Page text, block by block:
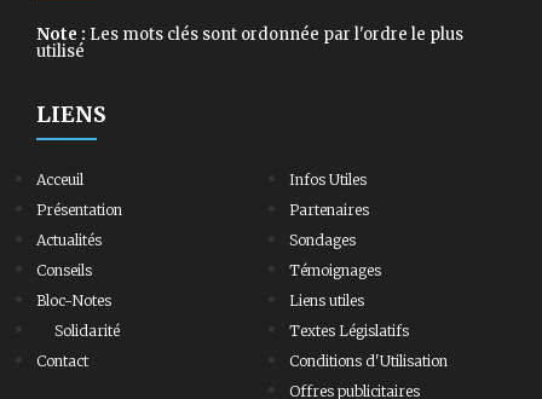
Note : Les mots clés sont ordonnée par l'ordre le plus
utilisé
LIENS
Acceuil
Présentation
Actualités
Conseils
Bloc-Notes
Solidarité
Contact
Infos Utiles
Partenaires
Sondages
Témoignages
Liens utiles
Textes Législatifs
Conditions d'Utilisation
Offres publicitaires